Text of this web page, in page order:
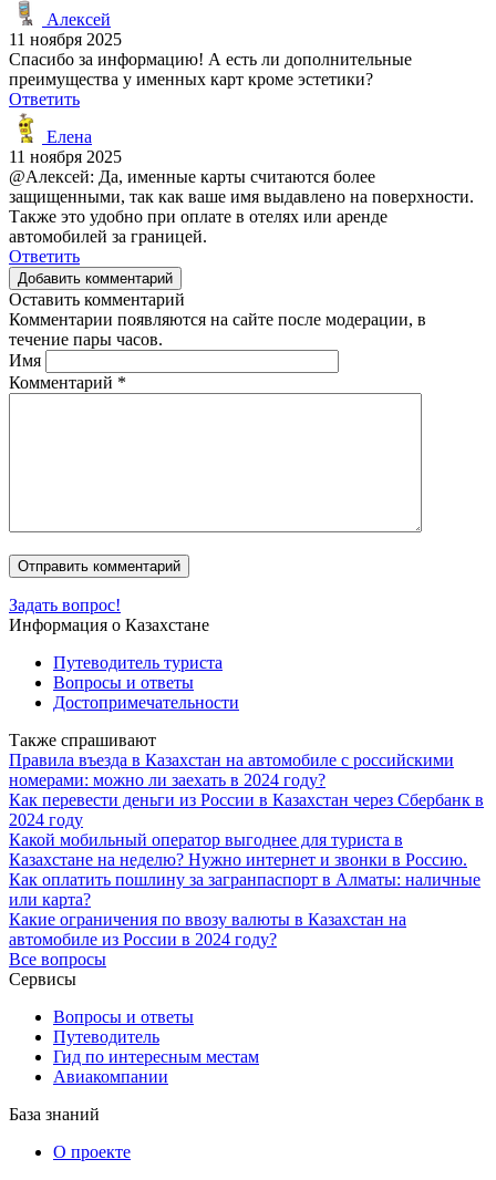
Алексей
11 ноября 2025
Спасибо за информацию! А есть ли дополнительные
преимущества у именных карт кроме эстетики?
Ответить
Елена
11 ноября 2025
@Алексей: Да, именные карты считаются более
защищенными, так как ваше имя выдавлено на поверхности.
Также это удобно при оплате в отелях или аренде
автомобилей за границей.
Ответить
Добавить комментарий
Оставить комментарий
Комментарии появляются на сайте после модерации, в
течение пары часов.
Имя
Комментарий *
Задать вопрос!
Информация о Казахстане
Путеводитель туриста
Вопросы и ответы
Достопримечательности
Также спрашивают
Правила въезда в Казахстан на автомобиле с российскими
номерами: можно ли заехать в 2024 году?
Как перевести деньги из России в Казахстан через Сбербанк в
2024 году
Какой мобильный оператор выгоднее для туриста в
Казахстане на неделю? Нужно интернет и звонки в Россию.
Как оплатить пошлину за загранпаспорт в Алматы: наличные
или карта?
Какие ограничения по ввозу валюты в Казахстан на
автомобиле из России в 2024 году?
Все вопросы
Сервисы
Вопросы и ответы
Путеводитель
Гид по интересным местам
Авиакомпании
База знаний
О проекте